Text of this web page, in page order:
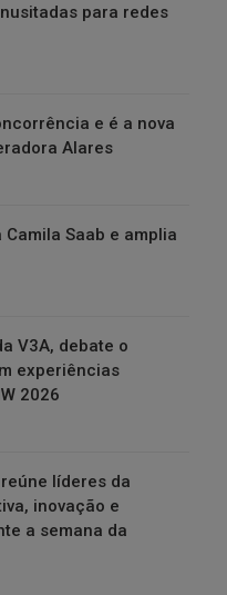
para redes
e é a nova
Alares
Saab e amplia
V3A, debate o
experiências
2026
líderes da
inovação e
a semana da